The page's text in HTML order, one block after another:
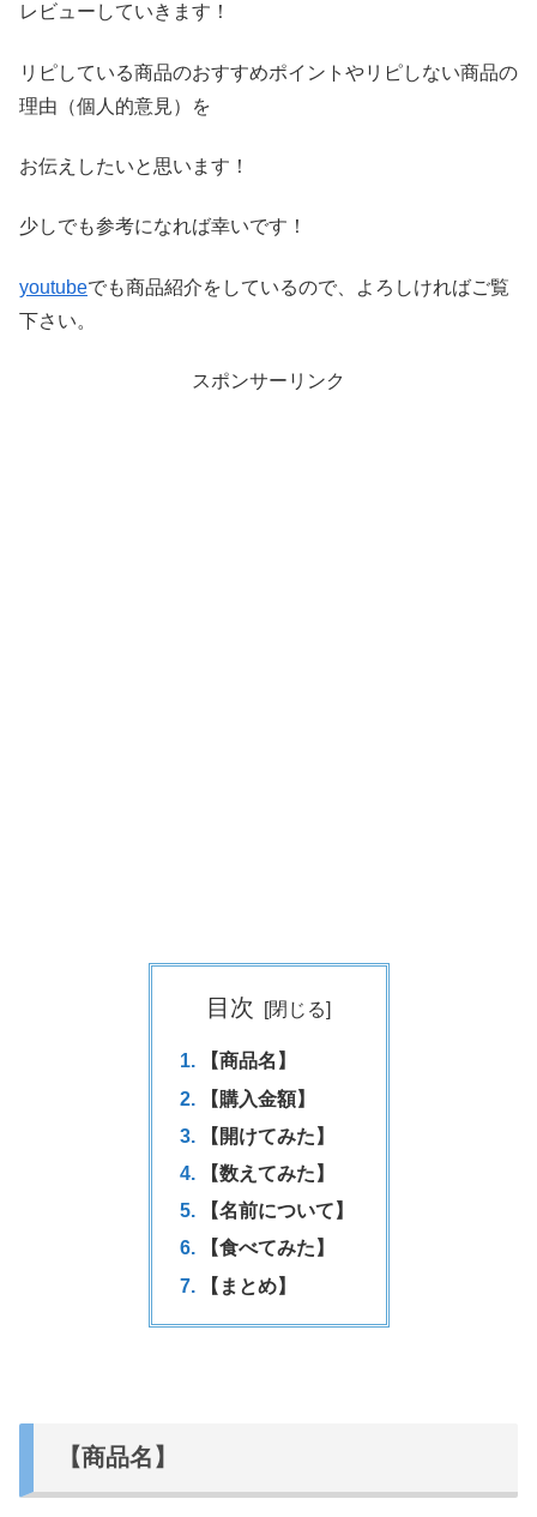
レビ ューしていきます！
リピしている商品のおすすめポイントやリピしない商品の
理由（個人的意見）を
お伝えしたいと思います！
少しでも参考になれば幸いです！
youtubeでも商品紹介をしているので、よろしければご覧
下さい。
スポンサーリンク
目次
【商品名】
【購入金額】
【開けてみた】
【数えてみた】
【名前について】
【食べてみた】
【まとめ】
【商品名】